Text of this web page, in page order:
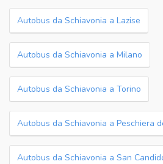
Autobus da Schiavonia a Lazise
Autobus da Schiavonia a Milano
Autobus da Schiavonia a Torino
Autobus da Schiavonia a Peschiera
Autobus da Schiavonia a San